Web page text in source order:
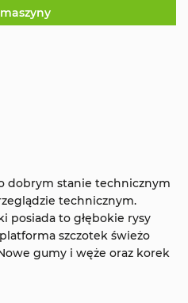
dobrym stanie technicznym
technicznym.
posiada to głębokie rysy
szczotek świeżo
gumy i węże oraz korek